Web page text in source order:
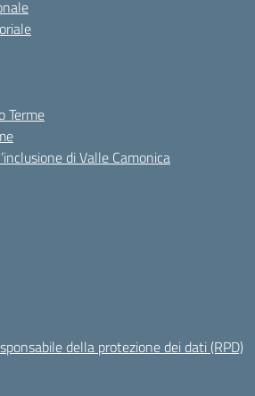
Terme
di Valle Camonica
della protezione dei dati (RPD)